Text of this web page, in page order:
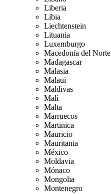
Liberia
Libia
Liechtenstein
Lituania
Luxemburgo
Macedonia del Norte
Madagascar
Malasia
Malaui
Maldivas
Malí
Malta
Marruecos
Martinica
Mauricio
Mauritania
México
Moldavia
Mónaco
Mongolia
Montenegro